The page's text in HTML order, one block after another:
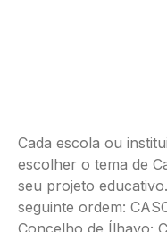
Cada escola ou
escolher o tema de
seu projeto
seguinte ordem:
Concelho de Ílhavo;